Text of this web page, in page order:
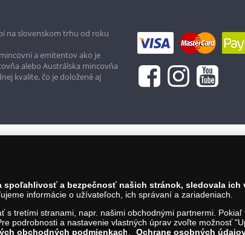
na slovenskom trhu od roku
a emitentov ako je
alebo Austrálska mincovňa
kvalite, čo je doložené aj
spoľahlivosť a bezpečnosť našich stránok, sledovala ich
informácie o užívateľoch, ich správaní a zariadeniach.
tretími stranami, napr. našimi obchodnými partnermi. Pokiaľ
podrobnosti a nastavenie vlastných úprav zvoľte možnosť
obchodných podmienkach Ochrane osobných